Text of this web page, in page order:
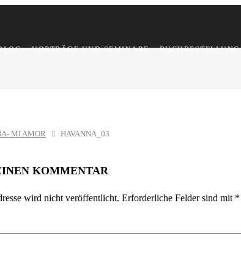
VORTRÄGE UND SEMINARE BUCHBESTELLUNG
MI AMOR HAVANNA_03
KOMMENTAR
wird nicht veröffentlicht. Erforderliche Felder sind mit *